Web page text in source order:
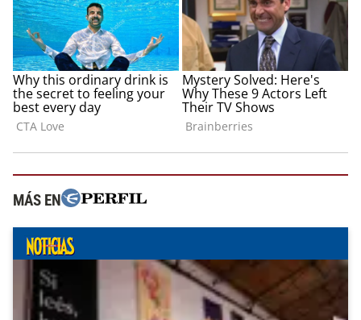
MÁS EN